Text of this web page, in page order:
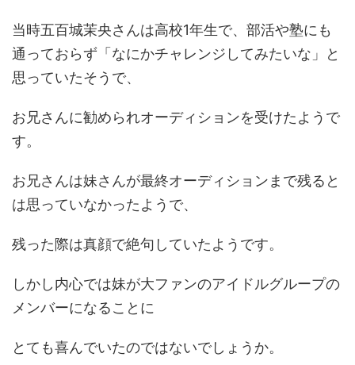
当時五百城茉央さんは高校1年生で、部活や塾にも
通っておらず「なにかチャレンジしてみたいな」と
思っていたそうで、
お兄さんに勧められオーディションを受けたようで
す。
お兄さんは妹さんが最終オーディションまで残ると
は思っていなかったようで、
残った際は真顔で絶句していたようです。
しかし内心では妹が大ファンのアイドルグループの
メンバーになることに
とても喜んでいたのではないでしょうか。